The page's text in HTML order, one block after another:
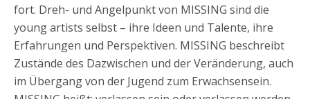
fort. Dreh- und Angelpunkt von MISSING sind die
young artists selbst – ihre Ideen und Talente, ihre
Erfahrungen und Perspektiven. MISSING beschreibt
Zustände des Dazwischen und der Veränderung, auch
im Übergang von der Jugend zum Erwachsensein.